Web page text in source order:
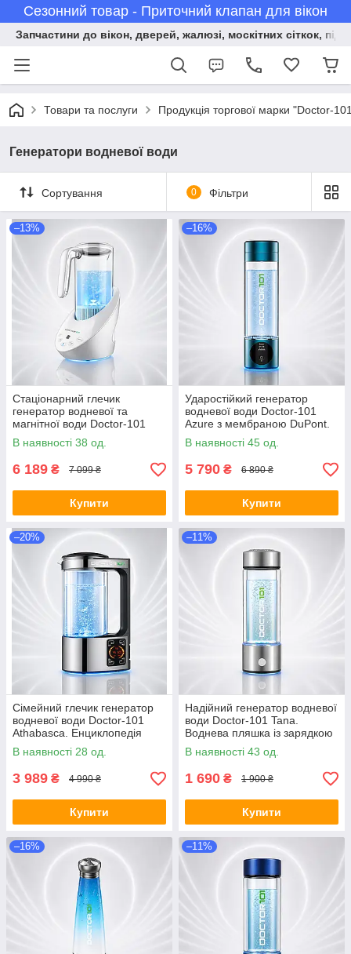
Сезонний товар - Приточний клапан для вікон
Запчастини до вікон, дверей, жалюзі, москітних сіткок,
Товари та послуги Продукція торгової марки "Doctor-
Генератори водневої води
Сортування 0 Фільтри
–13%
Стаціонарний глечик
генератор водневої та
магнітної води Doctor-101
Bianko 1.6л з DuPont
мембраною (USA)
В наявності 38 од.
6 189 ₴ 7 099 ₴
Купити
–16%
Ударостійкий генератор
водневої води Doctor-101
Azure з мембраною DuPont.
Воднева пляшка на 280 мл
(Н8)
В наявності 45 од.
5 790 ₴ 6 890 ₴
Купити
–20%
Сімейний глечик генератор
водневої води Doctor-101
Athabasca. Енциклопедія
водневої води у подарунок
(V8-C-101)
В наявності 28 од.
3 989 ₴ 4 990 ₴
Купити
–11%
Надійний генератор водневої
води Doctor-101 Tana.
Воднева пляшка із зарядкою
від USB на 450 мл.
Енциклопедія водневої води
В наявності 43 од.
1 690 ₴ 1 900 ₴
Купити
–16% –11%